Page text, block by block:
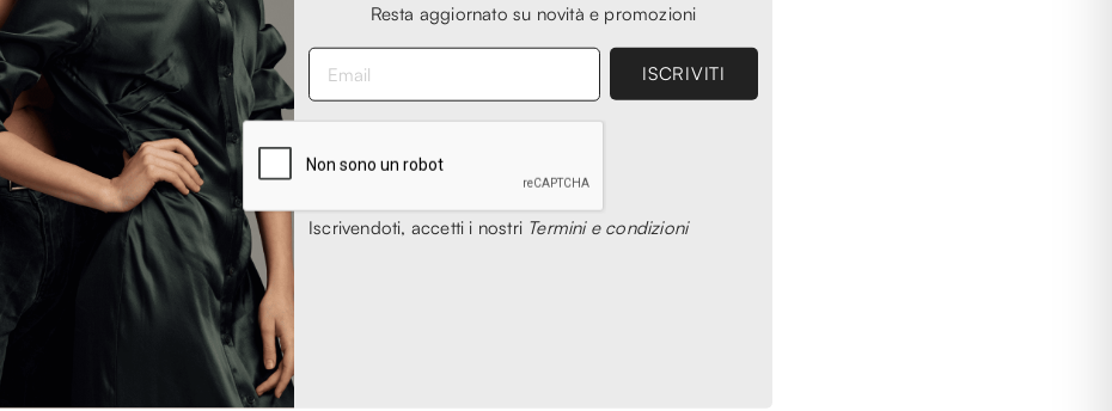
Resta aggiornato su novità e promozioni
Iscrivendoti, accetti i nostri Termini e condizioni